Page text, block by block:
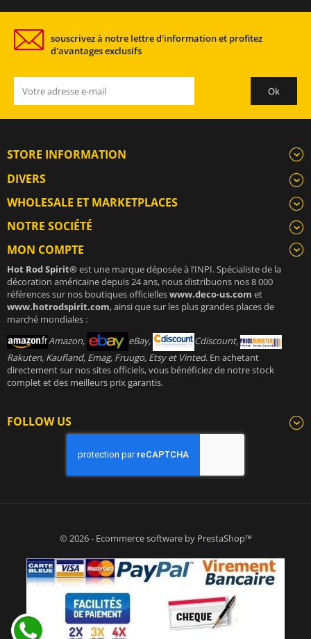
souscrivez à notre lettre d'information et profitez
d'avantages exclusifs
STORE INFORMATION
DIVERS
WHOLESALE ET MARKETPLACES
NOTRE SOCIÉTÉ
MON COMPTE
Hot Rod Spirit®est une marque déposée à l’INPI. Spécialiste de la
décoration américaine depuis 24 ans, nous distribuons nos 8 000
références sur nos boutiques officielleswww.deco-us.com et
www.hotrodspirit.com, ainsi que sur les plus grandes places de
marché mondiales :
Amazon,
eBay,
Cdiscount,
Rakuten, Kaufland, Emag, Fruugo, Etsy et Vinted. En achetant
directement sur nos sites officiels, vous bénéficiez de notre stock
complet et des meilleurs prix garantis.
FOLLOW US
© 2026 - Ecommerce software by PrestaShop™